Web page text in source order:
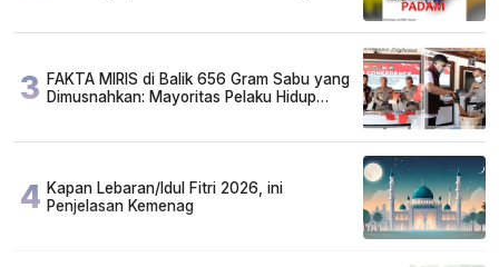
3 FAKTA MIRIS di Balik 656 Gram Sabu yang
Dimusnahkan: Mayoritas Pelaku Hidup
4 Kapan Lebaran/Idul Fitri 2026, ini
Penjelasan Kemenag